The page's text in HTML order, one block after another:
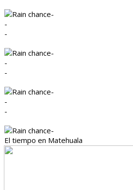
-
-
-
-
-
-
-
-
-
-
El tiempo en Matehuala